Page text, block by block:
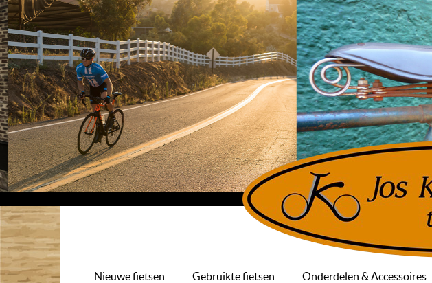
Nieuwe fietsen Gebruikte fietsen Onderdelen & Accessoires